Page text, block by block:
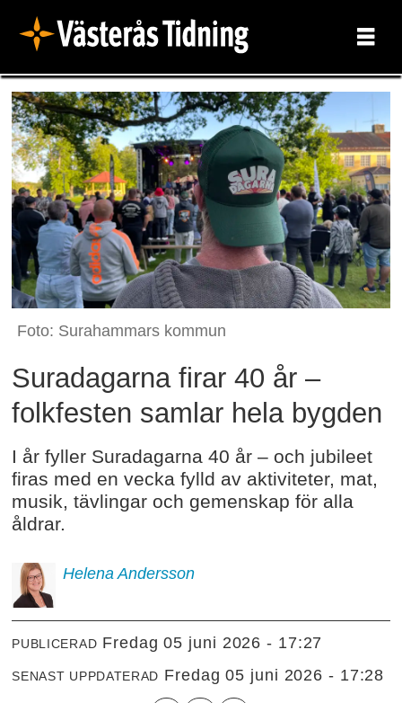
Foto: Surahammars kommun
Suradagarna firar 40 år –
folkfesten samlar hela bygden
I år fyller Suradagarna 40 år – och jubileet
firas med en vecka fylld av aktiviteter, mat,
musik, tävlingar och gemenskap för alla
åldrar.
Helena Andersson
PUBLICERAD fredag 05 juni 2026 - 17:27
SENAST UPPDATERAD fredag 05 juni 2026 - 17:28